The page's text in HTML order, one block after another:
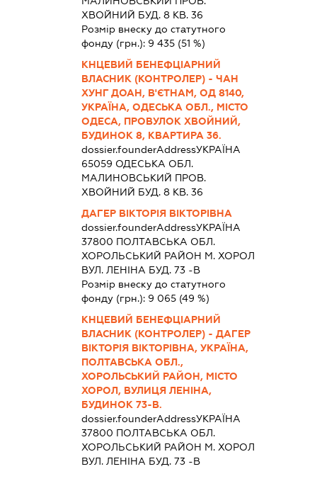
ХВОЙНИЙ БУД. 8 КВ. 36
Розмір внеску до статутного
фонду (грн.): 9 435(51 %)
КНЦЕВИЙ БЕНЕФЦІАРНИЙ
ВЛАСНИК (КОНТРОЛЕР) - ЧАН
ХУНГ ДОАН, В'ЄТНАМ, ОД 8140,
УКРАЇНА, ОДЕСЬКА ОБЛ., МІСТО
ОДЕСА, ПРОВУЛОК ХВОЙНИЙ,
БУДИНОК 8, КВАРТИРА 36.
dossier.founderAddressУКРАЇНА
65059 ОДЕСЬКА ОБЛ.
МАЛИНОВСЬКИЙ ПРОВ.
ХВОЙНИЙ БУД. 8 КВ. 36
ДАГЕР ВІКТОРІЯ ВІКТОРІВНА
dossier.founderAddressУКРАЇНА
37800 ПОЛТАВСЬКА ОБЛ.
ХОРОЛЬСЬКИЙ РАЙОН М. ХОРОЛ
ВУЛ. ЛЕНІНА БУД. 73 -В
Розмір внеску до статутного
фонду (грн.): 9 065(49 %)
КНЦЕВИЙ БЕНЕФЦІАРНИЙ
ВЛАСНИК (КОНТРОЛЕР) - ДАГЕР
ВІКТОРІЯ ВІКТОРІВНА, УКРАЇНА,
ПОЛТАВСЬКА ОБЛ.,
ХОРОЛЬСЬКИЙ РАЙОН, МІСТО
ХОРОЛ, ВУЛИЦЯ ЛЕНІНА,
БУДИНОК 73-В.
dossier.founderAddressУКРАЇНА
37800 ПОЛТАВСЬКА ОБЛ.
ХОРОЛЬСЬКИЙ РАЙОН М. ХОРОЛ
ВУЛ. ЛЕНІНА БУД. 73 -В